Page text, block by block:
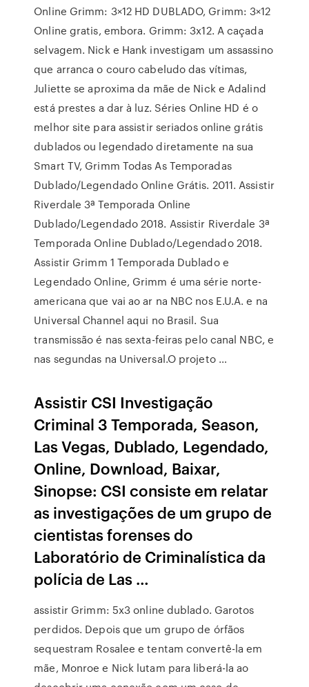
Online Grimm: 3×12 HD DUBLADO, Grimm: 3×12
Online gratis, embora. Grimm: 3x12. A caçada
selvagem. Nick e Hank investigam um assassino
que arranca o couro cabeludo das vítimas,
Juliette se aproxima da mãe de Nick e Adalind
está prestes a dar à luz. Séries Online HD é o
melhor site para assistir seriados online grátis
dublados ou legendado diretamente na sua
Smart TV, Grimm Todas As Temporadas
Dublado/Legendado Online Grátis. 2011. Assistir
Riverdale 3ª Temporada Online
Dublado/Legendado 2018. Assistir Riverdale 3ª
Temporada Online Dublado/Legendado 2018.
Assistir Grimm 1 Temporada Dublado e
Legendado Online, Grimm é uma série norte-
americana que vai ao ar na NBC nos E.U.A. e na
Universal Channel aqui no Brasil. Sua
transmissão é nas sexta-feiras pelo canal NBC, e
nas segundas na Universal.O projeto …
Assistir CSI Investigação
Criminal 3 Temporada, Season,
Las Vegas, Dublado, Legendado,
Online, Download, Baixar,
Sinopse: CSI consiste em relatar
as investigações de um grupo de
cientistas forenses do
Laboratório de Criminalística da
polícia de Las …
assistir Grimm: 5x3 online dublado. Garotos
perdidos. Depois que um grupo de órfãos
sequestram Rosalee e tentam convertê-la em
mãe, Monroe e Nick lutam para liberá-la ao